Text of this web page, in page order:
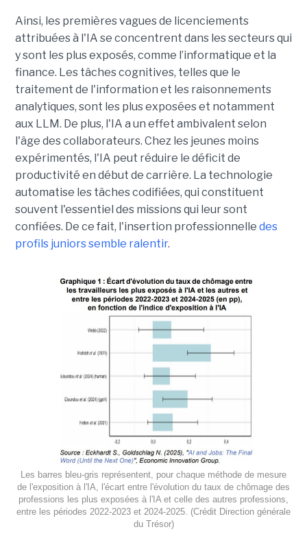
Ainsi, les premières vagues de licenciements
attribuées à l'IA se concentrent dans les secteurs qui
y sont les plus exposés, comme l’informatique et la
finance. Les tâches cognitives, telles que le
traitement de l'information et les raisonnements
analytiques, sont les plus exposées et notamment
aux LLM. De plus, l'IA a un effet ambivalent selon
l'âge des collaborateurs. Chez les jeunes moins
expérimentés, l'IA peut réduire le déficit de
productivité en début de carrière. La technologie
automatise les tâches codifiées, qui constituent
souvent l'essentiel des missions qui leur sont
confiées. De ce fait, l'insertion professionnelle des
profils juniors semble ralentir.
Les barres bleu-gris représentent, pour chaque méthode de mesure
de l'exposition à l'IA, l'écart entre l'évolution du taux de chômage des
professions les plus exposées à l'IA et celle des autres professions,
entre les périodes 2022-2023 et 2024-2025. (Crédit Direction générale
du Trésor)